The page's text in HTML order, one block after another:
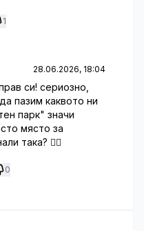
1
28.06.2026, 18:04
си! сериозно,
пазим каквото ни
парк" значи
място за
така? 🤦‍♂️
0